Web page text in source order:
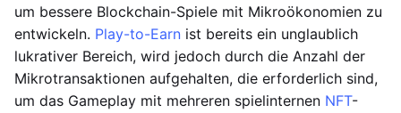
um bessere Blockchain-Spiele mit Mikroökonomien zu
entwickeln. Play-to-Earn ist bereits ein unglaublich
lukrativer Bereich, wird jedoch durch die Anzahl der
Mikrotransaktionen aufgehalten, die erforderlich sind,
um das Gameplay mit mehreren spielinternen NFT-